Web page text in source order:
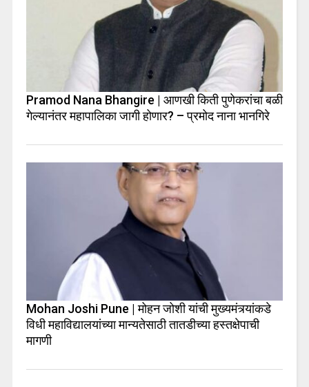
Pramod Nana Bhangire | आणखी किती पुणेकरांचा बळी
गेल्यानंतर महापालिका जागी होणार? – प्रमोद नाना भानगिरे
Mohan Joshi Pune | मोहन जोशी यांची मुख्यमंत्र्यांकडे
विधी महाविद्यालयांच्या मान्यतेसाठी तातडीच्या हस्तक्षेपाची
मागणी